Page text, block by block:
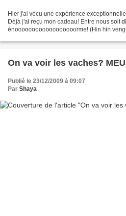
Hier j'ai vécu une expérience
Déjà j'ai reçu mon cadeau! Entre nous soit
énoooooooooooooooooorme! (Hin hin
On va voir les vaches?
Publié le 23/12/2009 à 09:07
Par Shaya